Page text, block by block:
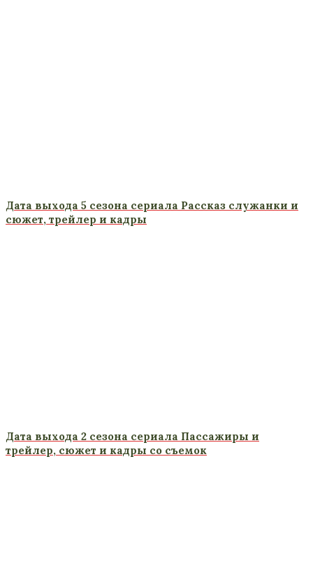
Дата выхода 5 сезона сериала Рассказ служанки и
сюжет, трейлер и кадры
Дата выхода 2 сезона сериала Пассажиры и
трейлер, сюжет и кадры со съемок